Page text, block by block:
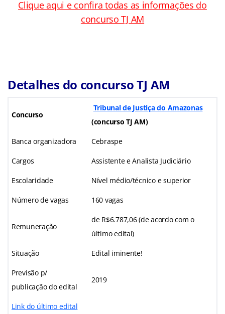
Clique aqui e confira todas as informações do
concurso TJ AM
Detalhes do concurso TJ AM
Concurso
Tribunal de Justiça do Amazonas
(concurso TJ AM)
Banca organizadora Cebraspe
Cargos Assistente e Analista Judiciário
Escolaridade Nível médio/técnico e superior
Número de vagas 160 vagas
Remuneração
de R$6.787,06 (de acordo com o
último edital)
Situação Edital iminente!
Previsão p/
publicação do edital
2019
Link do último edital